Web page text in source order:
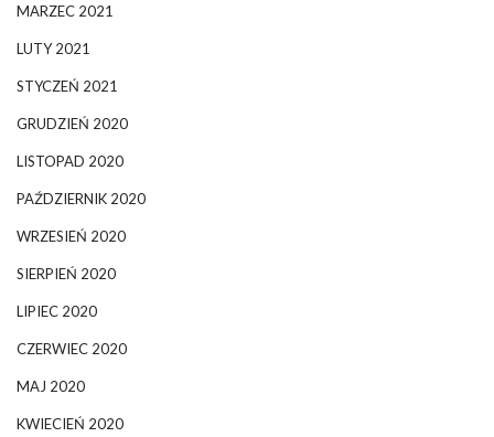
MARZEC 2021
LUTY 2021
STYCZEŃ 2021
GRUDZIEŃ 2020
LISTOPAD 2020
PAŹDZIERNIK 2020
WRZESIEŃ 2020
SIERPIEŃ 2020
LIPIEC 2020
CZERWIEC 2020
MAJ 2020
KWIECIEŃ 2020